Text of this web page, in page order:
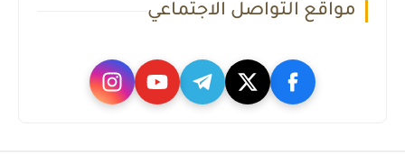
مواقع التواصل الاجتماعي